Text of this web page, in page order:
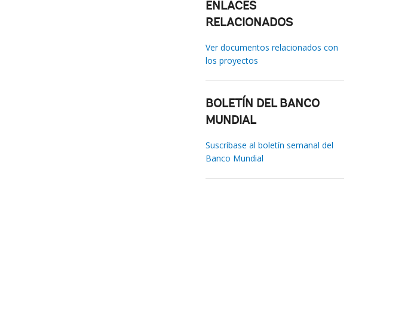
ENLACES
RELACIONADOS
Ver documentos relacionados con
los proyectos
BOLETÍN DEL BANCO
MUNDIAL
Suscríbase al boletín semanal del
Banco Mundial